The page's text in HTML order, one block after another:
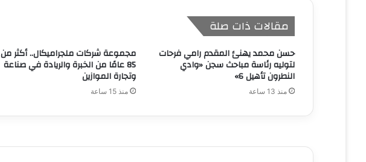
مقالات ذات صلة
حسن محمد يهنئ المقدم رامي فرحات
لتوليه رئاسة مباحث سجن «وادي
النطرون تأهيل 6»
منذ 13 ساعة
مجموعة شركات ملجراميكال.. أكثر من
85 عامًا من الخبرة والريادة في صناعة
وتجارة الموازين
منذ 15 ساعة